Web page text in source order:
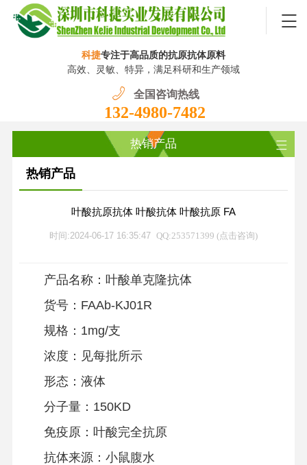
科捷专注于高品质的抗原抗体原料
高效、灵敏、特异，满足科研和生产领域
全国咨询热线
132-4980-7482
热销产品
热销产品
叶酸抗原抗体 叶酸抗体 叶酸抗原 FA
时间:2024-06-17 16:35:47 QQ:253571399 (点击咨询)
产品名称：叶酸单克隆抗体
货号：FAAb-KJ01R
规格：1mg/支
浓度：见每批所示
形态：液体
分子量：150KD
免疫原：叶酸完全抗原
抗体来源：小鼠腹水